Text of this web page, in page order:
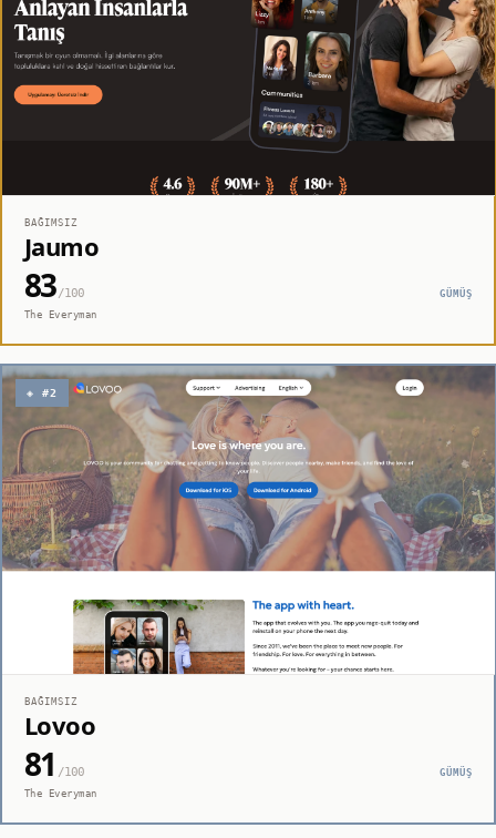
BAĞIMSIZ
Jaumo
83/100
GÜMÜŞ
The Everyman
◈ #2
BAĞIMSIZ
Lovoo
81 /100
GÜMÜŞ
The Everyman